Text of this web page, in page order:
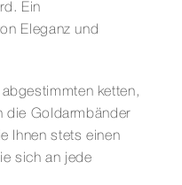
Ein
Eleganz und
ketten,
die Goldarmbänder
Ihnen stets einen
sich an jede